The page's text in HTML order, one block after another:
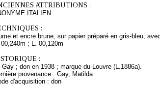
ATTRIBUTIONS :
ITALIEN
:
et encre brune, sur papier préparé en gris-bleu,
00,240m ; L. 00,120m
:
Gay ; don en 1938 ; marque du Louvre (L.1886a).
provenance : Gay, Matilda
d'acquisition : don